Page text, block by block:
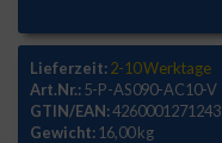
Lieferzeit:2-10 Werktage
Art.Nr.:5-P-AS090-AC10-V
GTIN/EAN:4260001271243
Gewicht:16,00 kg